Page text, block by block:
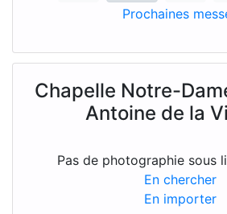
Prochaines
Chapelle Notre-
Antoine de la
Pas de photographie sous
En chercher
En importer